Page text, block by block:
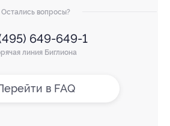
Остались вопросы?
649-649-1
линия Биглиона
в FAQ